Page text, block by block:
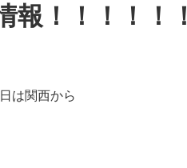
報！！！！！！
は関西から